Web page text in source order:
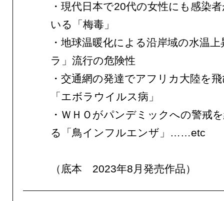
・現代日本で20代の女性にも感染
いる「梅毒」
・地球温暖化による沿岸域の水温
ラ」流行の危険性
・交通網の発達でアフリカ大陸を
「エボラウイルス病」
・ＷＨＯがパンデミックへの警戒
る「鳥インフルエンザ」……etc
（底本 2023年8月発売作品）